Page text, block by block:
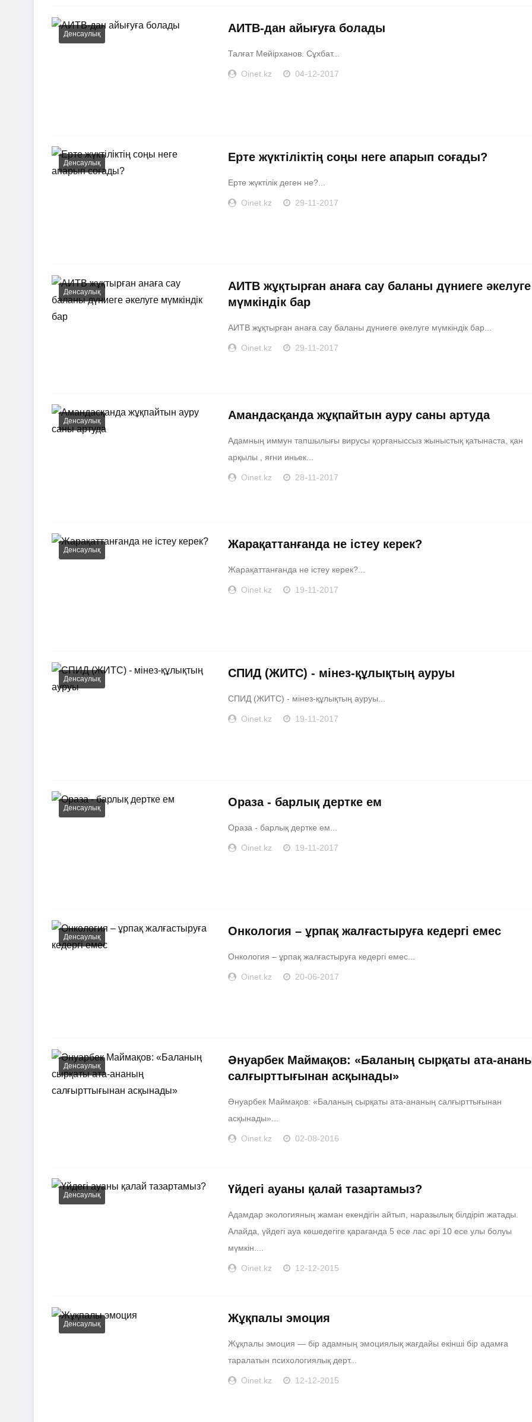
Денсаулық АИТВ-дан айығуға болады
Талғат Мейірханов. Сұхбат...
Oinet.kz 04-12-2017
Денсаулық Ерте жүктіліктің соңы неге апарып соғады?
Ерте жүктілік деген не?...
Oinet.kz 29-11-2017
Денсаулық
АИТВ жұқтырған анаға сау баланы дүниеге әкелуге
мүмкіндік бар
АИТВ жұқтырған анаға сау баланы дүниеге әкелуге мүмкіндік бар...
Oinet.kz 29-11-2017
Денсаулық Амандасқанда жұқпайтын ауру саны артуда
Адамның иммун тапшылығы вирусы қорғаныссыз жыныстық қатынаста, қан
арқылы , яғни иньек...
Oinet.kz 28-11-2017
Денсаулық Жарақаттанғанда не істеу керек?
Жарақаттанғанда не істеу керек?...
Oinet.kz 19-11-2017
Денсаулық СПИД (ЖИТС) - мінез-құлықтың ауруы
СПИД (ЖИТС) - мінез-құлықтың ауруы...
Oinet.kz 19-11-2017
Денсаулық Ораза - барлық дертке ем
Ораза - барлық дертке ем...
Oinet.kz 19-11-2017
Денсаулық ​Онкология – ұрпақ жалғастыруға кедергі емес
​Онкология – ұрпақ жалғастыруға кедергі емес...
Oinet.kz 20-06-2017
Денсаулық
Әнуарбек Маймақов: «Баланың сырқаты ата-
салғырттығынан асқынады»
Әнуарбек Маймақов: «Баланың сырқаты ата-ананың салғырттығынан
асқынады»...
Oinet.kz 02-08-2016
Денсаулық Үйдегі ауаны қалай тазартамыз?
Адамдар экологияның жаман екендігін айтып, наразылық білдіріп жатады.
Алайда, үйдегі ауа көшедегіге қарағанда 5 есе лас әрі 10 есе улы болуы
мүмкін....
Oinet.kz 12-12-2015
Денсаулық Жұқпалы эмоция
Жұқпалы эмоция — бір адамның эмоциялық жағдайы екінші бір адамға
таралатын психологиялық дерт...
Oinet.kz 12-12-2015